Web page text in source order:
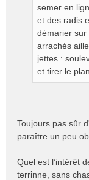
semer en
et des radis
démarier sur
arrachés
jettes :
et tirer le
Toujours pas sûr
paraître un peu
Quel est l’intérêt
terrinne, sans